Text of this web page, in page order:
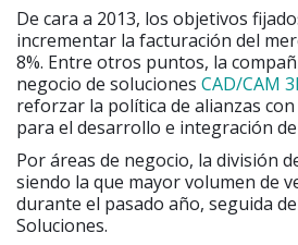
De cara a 2013, los objetivos
incrementar la facturación del
8%. Entre otros puntos, la
negocio de soluciones CAD/CAM
reforzar la política de alianzas
para el desarrollo e integración
Por áreas de negocio, la división
siendo la que mayor volumen de
durante el pasado año, seguida
Soluciones.